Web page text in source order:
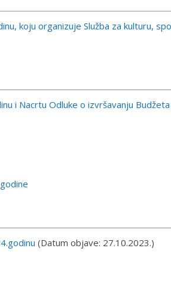
koju organizuje Služba za kulturu,
i Nacrtu Odluke o izvršavanju
(Datum objave: 27.10.2023.)